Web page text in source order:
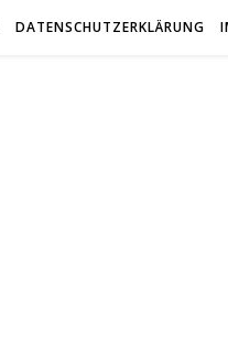
DATENSCHUTZERKLÄRUNG